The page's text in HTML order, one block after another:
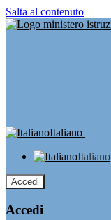
Salta al contenuto
Italiano
Italiano
Accedi
Accedi